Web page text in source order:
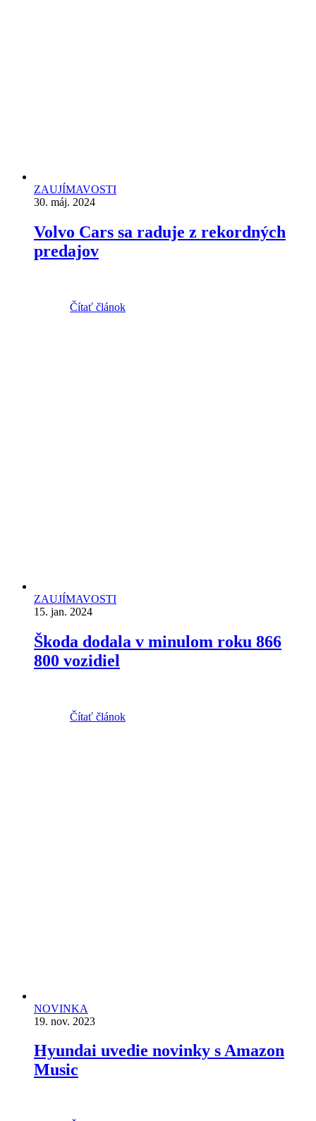
ZAUJÍMAVOSTI
30. máj. 2024
Volvo Cars sa raduje z rekordných
predajov
Čítať článok
ZAUJÍMAVOSTI
15. jan. 2024
Škoda dodala v minulom roku 866
800 vozidiel
Čítať článok
NOVINKA
19. nov. 2023
Hyundai uvedie novinky s Amazon
Music